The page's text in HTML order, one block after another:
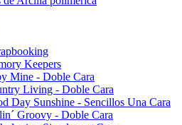
Keepers
Mine - Doble Cara
Living - Doble Cara
Day Sunshine - Sencillos Una Cara
Groovy - Doble Cara